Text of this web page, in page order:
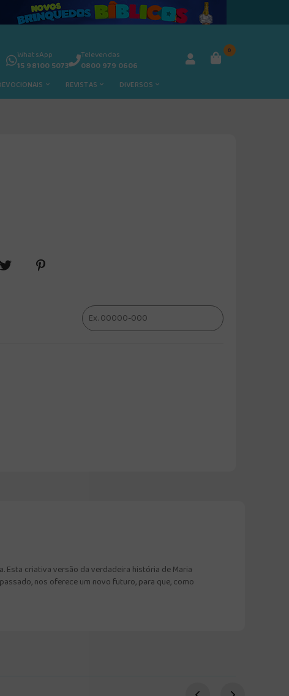
WhatsApp
15 98100 5073
Televendas
0800 979 0606
0
REVISTAS DIVERSOS
Esta criativa versão da verdadeira história de Maria
nos oferece um novo futuro, para que, como